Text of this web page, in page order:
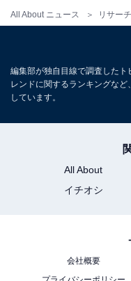
All About ニュース リサーチ
編集部が独自目線で調査したト
レンドに関するランキングな
しています。
All About
イチオシ
会社概要